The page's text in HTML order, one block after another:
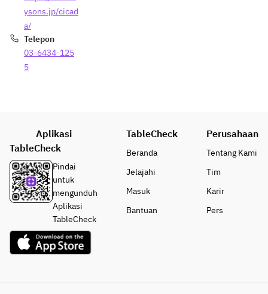
ysons.jp/cicad
a/
Telepon
03-6434-125
5
Aplikasi
TableCheck
Pindai
untuk
mengunduh
Aplikasi
TableCheck
TableCheck
Beranda
Jelajahi
Masuk
Bantuan
Perusahaan
Tentang Kami
Tim
Karir
Pers